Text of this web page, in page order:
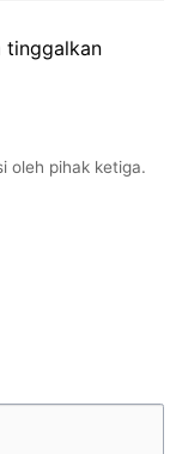
tinggalkan
oleh pihak ketiga.